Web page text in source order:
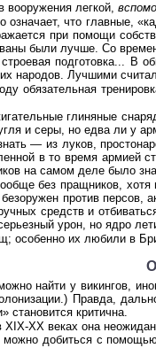
легкой,
означает, что главные,
при помощи
были лучше. Со
подготовка... В
народов. Лучшими
обязательная
глиняные
и серы, но едва ли у
— из луков,
в то время
на самом деле было
без пращников,
против
средств и
урон, но ядро
особенно их любили в
найти у викингов,
Правда,
становится критична.
XX веках она
можно добиться с